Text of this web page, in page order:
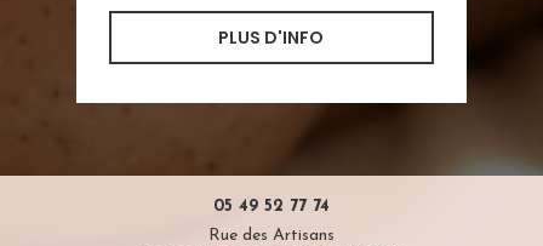
PLUS D'INFO
05 49 52 77 74
Rue des Artisans